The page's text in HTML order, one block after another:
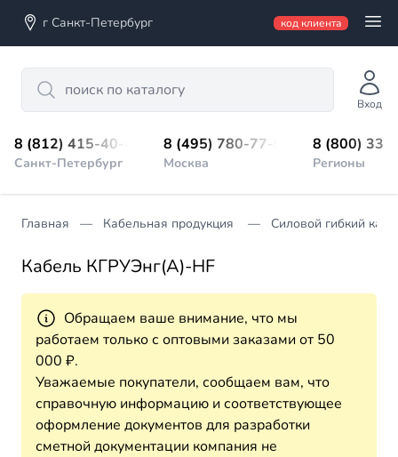
г Санкт-Петербург код клиента
Search
Вход
8 (812) 415-40-45
Санкт-Петербург
8 (495) 780-77-98
Москва
8 (800)
Регионы
Главная Кабельная продукция Силовой гибкий
Кабель КГРУЭнг(А)-HF
Обращаем ваше внимание, что мы
работаем только с оптовыми заказами от 50
000 ₽.
Уважаемые покупатели, сообщаем вам, что
справочную информацию и соответствующее
оформление документов для разработки
сметной документации компания не